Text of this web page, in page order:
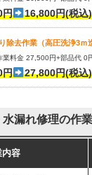
）
座）
浄便座）
円 16,800円(税込)
除去作業（高圧洗浄3ｍ
業料金 27,500円+部品代 0
円 27,800円(税込)
漏れ修理の作
内容